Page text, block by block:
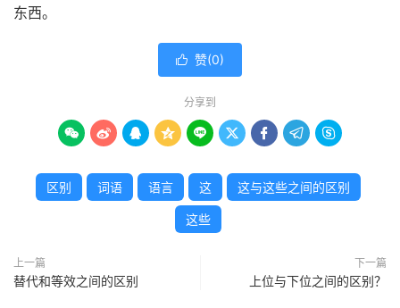
东西。
 赞(0)
分享到
        
区别 词语 语言 这 这与这些之间的区别
这些
上一篇
替代和等效之间的区别
下一篇
上位与下位之间的区别？